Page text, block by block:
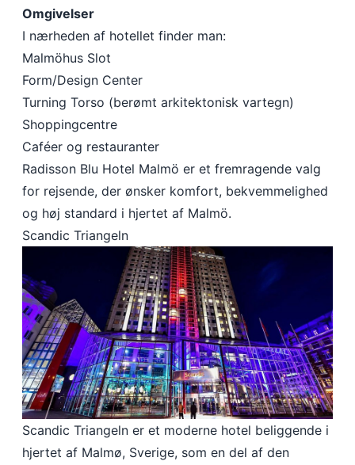
Omgivelser
I nærheden af hotellet finder man:
Malmöhus Slot
Form/Design Center
Turning Torso (berømt arkitektonisk vartegn)
Shoppingcentre
Caféer og restauranter
Radisson Blu Hotel Malmö er et fremragende valg
for rejsende, der ønsker komfort, bekvemmelighed
og høj standard i hjertet af Malmö.
Scandic Triangeln
Scandic Triangeln er et moderne hotel beliggende i
hjertet af Malmø, Sverige, som en del af den